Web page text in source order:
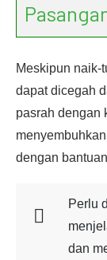
Meskipun naik-
dapat dicegah
pasrah dengan
dengan
Perlu
dan